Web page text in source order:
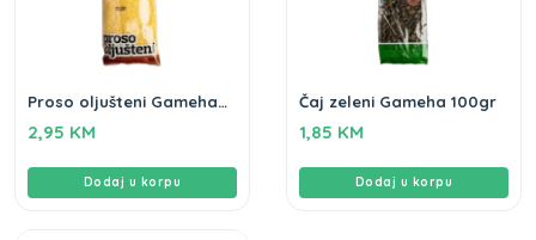
Proso oljušteni Gameha
2,95 KM
Dodaj u korpu
Čaj zeleni Gameha 100gr
1,85 KM
Dodaj u korpu